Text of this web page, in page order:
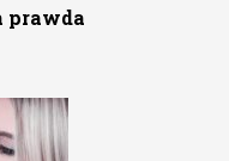
prawda